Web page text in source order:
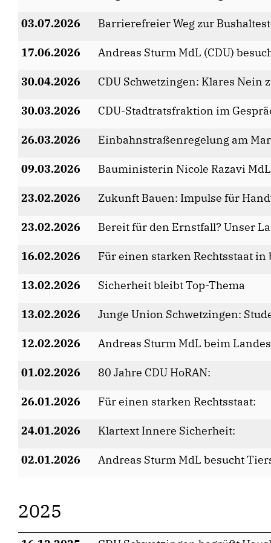
03.07.2026 Barrierefreier Weg zur
17.06.2026 Andreas Sturm MdL (CDU)
30.04.2026 CDU Schwetzingen: Klares Nein
30.03.2026 CDU-Stadtratsfraktion im
26.03.2026 Einbahnstraßenregelung am
09.03.2026 Bauministerin Nicole Razavi
23.02.2026 Zukunft Bauen: Impulse für
23.02.2026 Bereit für den Ernstfall? Unser
16.02.2026 Für einen starken Rechtsstaat in
13.02.2026 Sicherheit bleibt Top-Thema
13.02.2026 Junge Union Schwetzingen:
12.02.2026 Andreas Sturm MdL beim
01.02.2026 80 Jahre CDU HoRAN:
26.01.2026 Für einen starken Rechtsstaat:
24.01.2026 Klartext Innere Sicherheit:
02.01.2026 Andreas Sturm MdL besucht
2025